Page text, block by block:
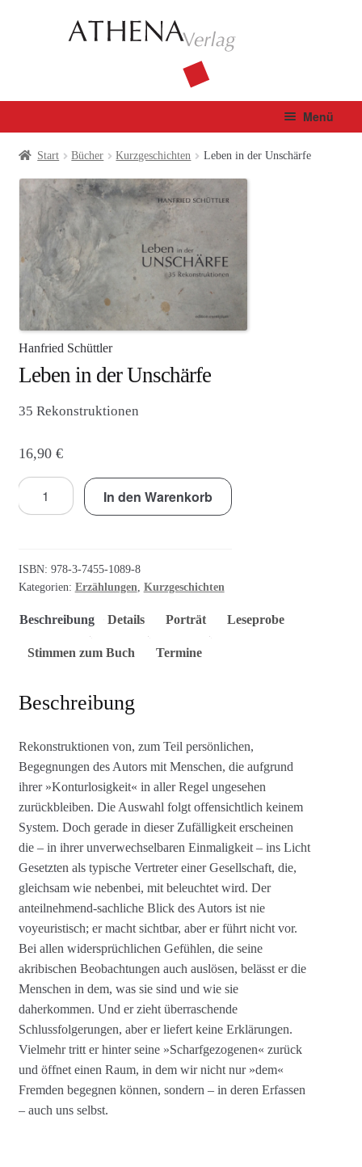
Menü
Verlag
Bücher
Fachbuch
Autor*innen
Manuskripte
Agenturleistungen
c
o
Start Bücher Kurzgeschichten Leben in der Unschärfe
Hanfried Schüttler
Leben in der Unschärfe
35 Rekonstruktionen
16,90 €
Leben
in
Menge
In den Warenkorb
ISBN: 978-3-7455-1089-8
Kategorien: Erzählungen, Kurzgeschichten
Beschreibung Details Porträt Leseprobe
Stimmen zum Buch Termine
Beschreibung
Rekonstruktionen von, zum Teil persönlichen,
Begegnungen des Autors mit Menschen, die aufgrund
ihrer »Konturlosigkeit« in aller Regel ungesehen
zurückbleiben. Die Auswahl folgt offensichtlich keinem
System. Doch gerade in dieser Zufälligkeit erscheinen
die – in ihrer unverwechselbaren Einmaligkeit – ins Licht
Gesetzten als typische Vertreter einer Gesellschaft, die,
gleichsam wie nebenbei, mit beleuchtet wird. Der
anteilnehmend-sachliche Blick des Autors ist nie
voyeuristisch; er macht sichtbar, aber er führt nicht vor.
Bei allen widersprüchlichen Gefühlen, die seine
akribischen Beobachtungen auch auslösen, belässt er die
Menschen in dem, was sie sind und wie sie
daherkommen. Und er zieht überraschende
Schlussfolgerungen, aber er liefert keine Erklärungen.
Vielmehr tritt er hinter seine »Scharfgezogenen« zurück
und öffnet einen Raum, in dem wir nicht nur »dem«
Fremden begegnen können, sondern – in deren Erfassen
– auch uns selbst.